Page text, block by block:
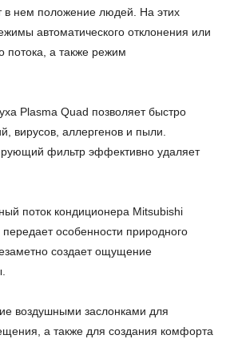
в нем положение людей. На этих
автоматического отклонения или
потока, а также режим
Plasma Quad позволяет быстро
вирусов, аллергенов и пыли.
фильтр эффективно удаляет
поток кондиционера Mitsubishi
особенности природного
создает ощущение
воздушными заслонками для
а также для создания комфорта